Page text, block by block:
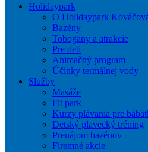
Holidaypark
O Holidaypark
Bazény
Tobogany a atrakcie
Pre deti
Animačný program
Účinky termálnej vody
Služby
Masáže
Fit park
Kurzy plávania pre
Detský plavecký tréning
Prenájom bazénov
Firemné akcie